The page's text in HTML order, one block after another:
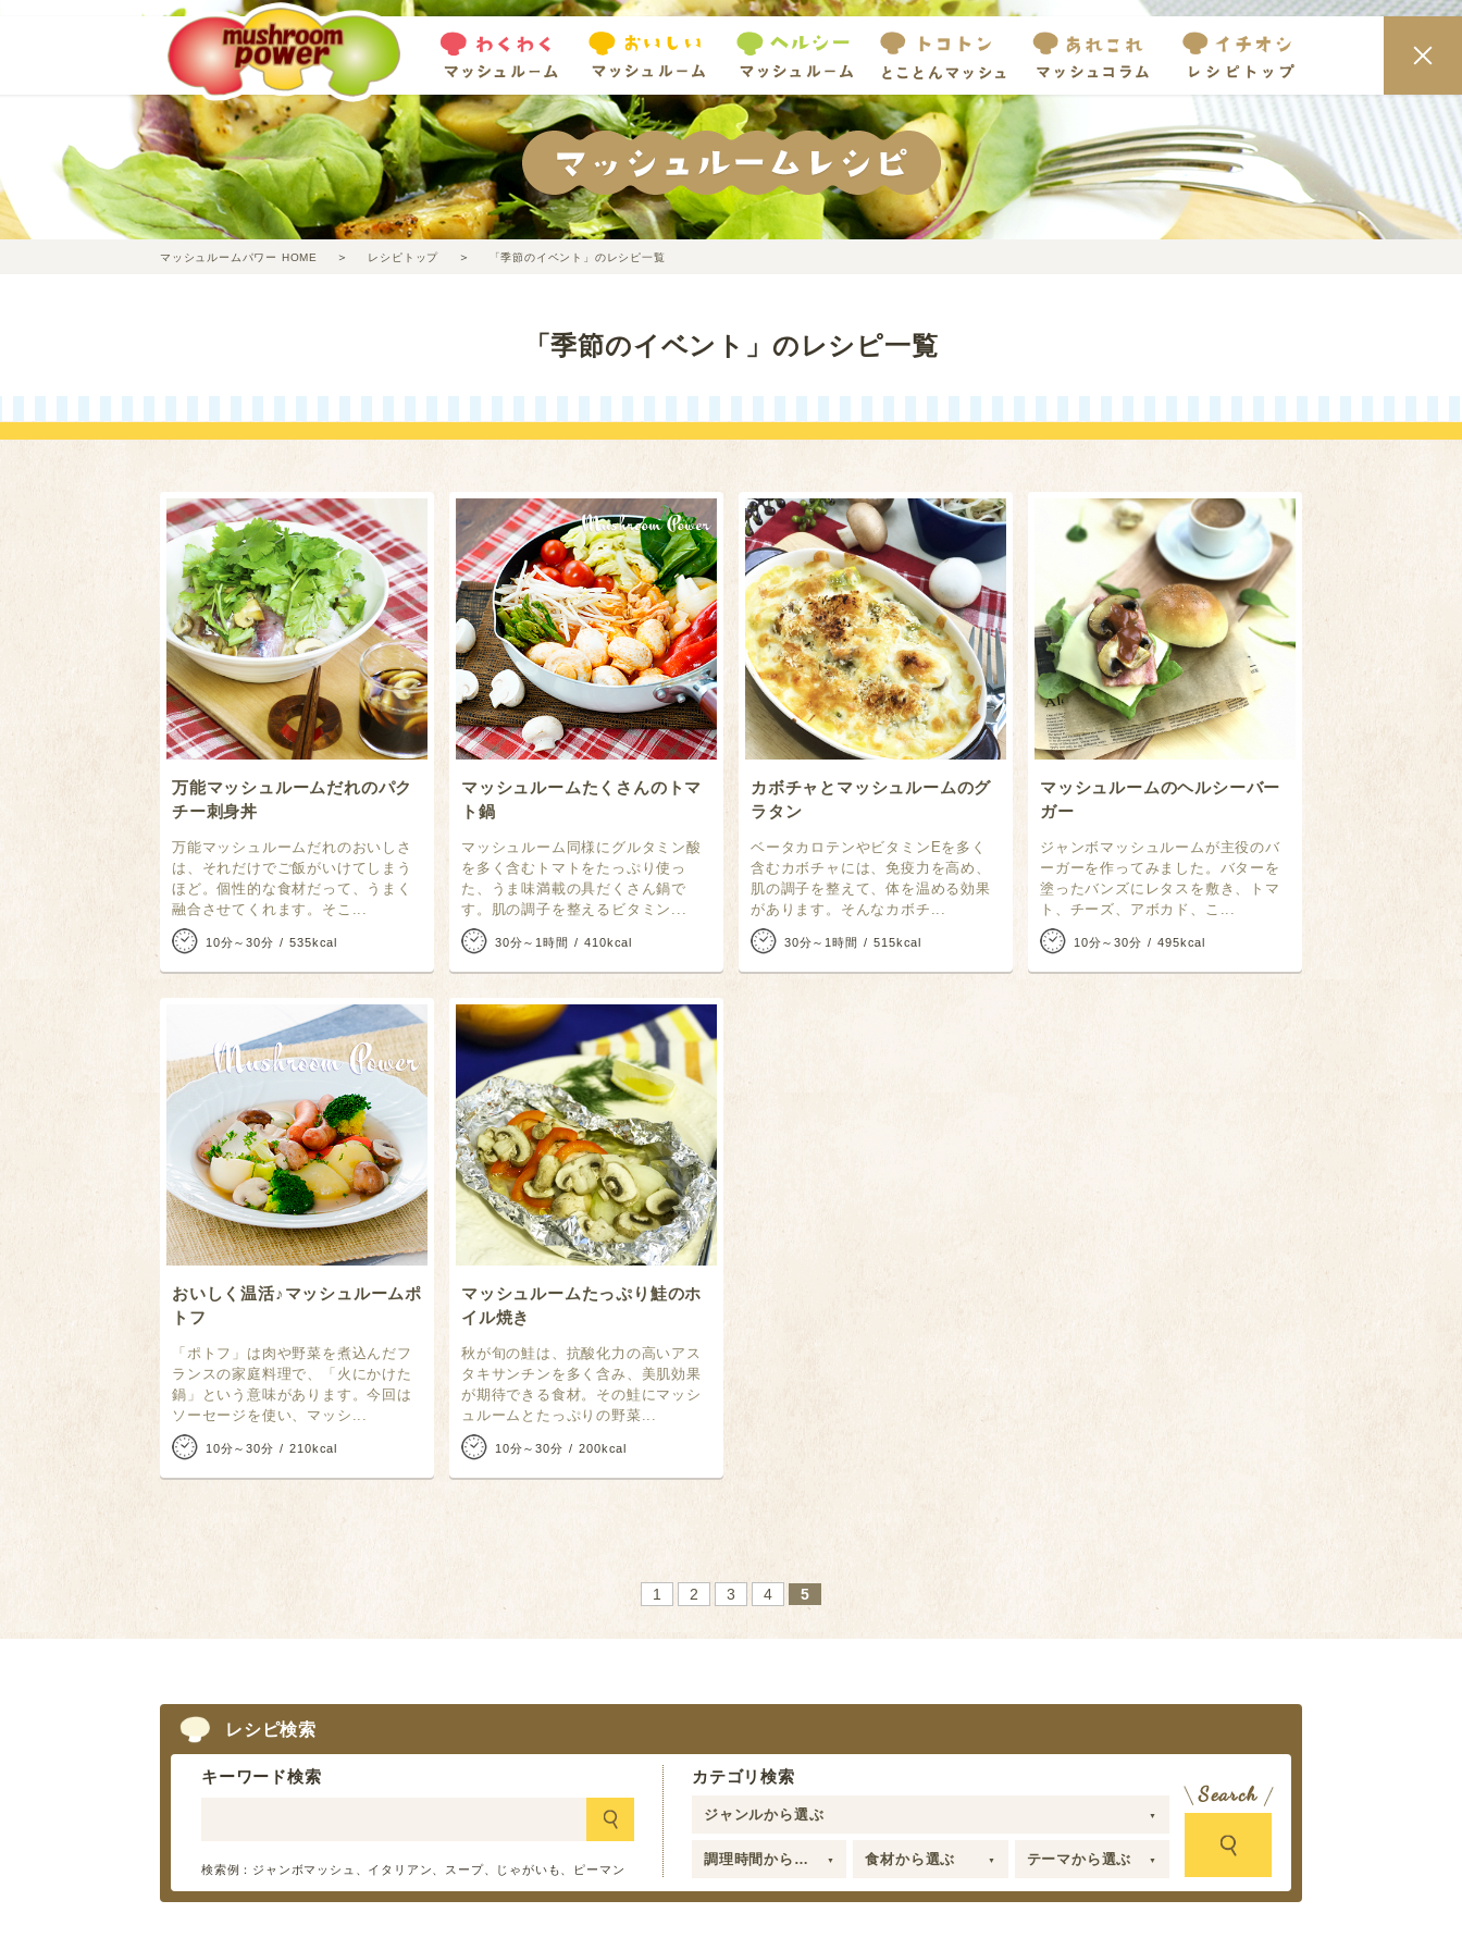
マッシュルームパワー HOME レシピトップ 「季節のイベント」のレシピ一覧
「季節のイベント」のレシピ一覧
万能マッシュルームだれのパク
チー刺身丼
万能マッシュルームだれのおいしさ
は、それだけでご飯がいけてしまう
ほど。個性的な食材だって、うまく
融合させてくれます。そこ...
10分～30分 535kcal
マッシュルームたくさんのトマ
ト鍋
マッシュルーム同様にグルタミン酸
を多く含むトマトをたっぷり使っ
た、うま味満載の具だくさん鍋で
す。肌の調子を整えるビタミン...
30分～1時間 410kcal
カボチャとマッシュルームのグ
ラタン
ベータカロテンやビタミンEを多く
含むカボチャには、免疫力を高め、
肌の調子を整えて、体を温める効果
があります。そんなカボチ...
30分～1時間 515kcal
マッシュルームのヘルシーバー
ガー
ジャンボマッシュルームが主役のバ
ーガーを作ってみました。バターを
塗ったバンズにレタスを敷き、トマ
ト、チーズ、アボカド、こ...
10分～30分 495kcal
おいしく温活♪マッシュルームポ
トフ
「ポトフ」は肉や野菜を煮込んだフ
ランスの家庭料理で、「火にかけた
鍋」という意味があります。今回は
ソーセージを使い、マッシ...
10分～30分 210kcal
マッシュルームたっぷり鮭のホ
イル焼き
秋が旬の鮭は、抗酸化力の高いアス
タキサンチンを多く含み、美肌効果
が期待できる食材。その鮭にマッシ
ュルームとたっぷりの野菜...
10分～30分 200kcal
1 2 3 4 5
レシピ検索
キーワード検索
検索例：ジャンボマッシュ、イタリアン、スープ、じゃがいも、ピーマン
カテゴリ検索
ジャンルから選ぶ
調理時間から選ぶ 食材から選ぶ テーマから選ぶ